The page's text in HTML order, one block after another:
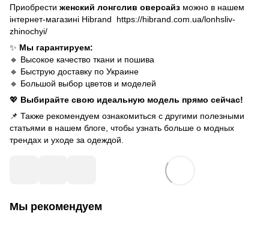
Приобрести женский лонгслив оверсайз можно в нашем
інтернет-магазині Hibrand
https://hibrand.com.ua/lonhsliv-
zhinochyi/
✨ Мы гарантируем:
🔹 Высокое качество ткани и пошива
🔹 Быструю доставку по Украине
🔹 Большой выбор цветов и моделей
💖 Выбирайте свою идеальную модель прямо сейчас!
📌 Также рекомендуем ознакомиться с другими полезными
статьями в нашем блоге , чтобы узнать больше о модных
трендах и уходе за одеждой.
Мы рекомендуем